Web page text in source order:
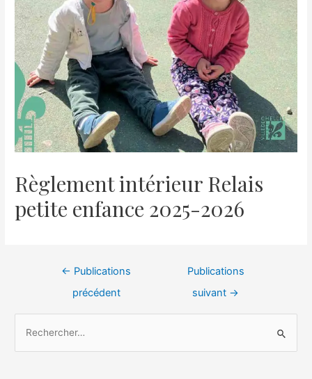
Règlement intérieur Relais
petite enfance 2025-2026
← Publications
précédent
Publications
suivant →
e